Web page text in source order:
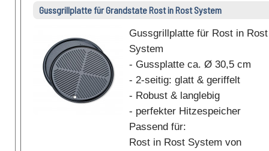
Gussgrillplatte für Grandstate Rost in Rost System
Gussgrillplatte für Rost in Rost
System
- Gussplatte ca. Ø 30,5 cm
- 2-seitig: glatt & geriffelt
- Robust & langlebig
- perfekter Hitzespeicher
Passend für:
Rost in Rost System von